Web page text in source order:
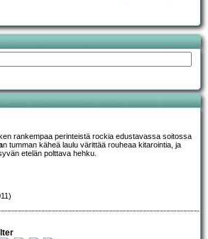
rankempaa perinteistä rockia edustavassa soitossa
n tumman käheä laulu värittää rouheaa kitarointia, ja
etelän polttava hehku.